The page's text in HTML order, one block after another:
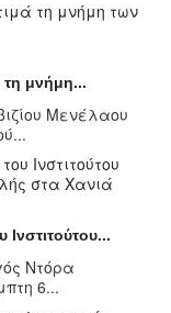
τη μνήμη...
Μενέλαου
Ντόρα
6...